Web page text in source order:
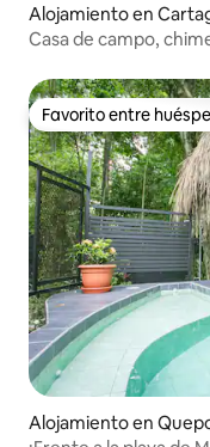
Alojamiento en
Casa de campo,
Favorito entre
Favorito entre
Alojamiento en